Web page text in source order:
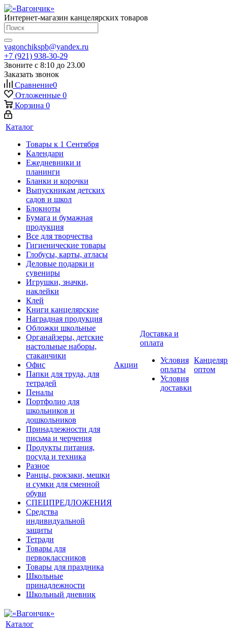
Интернет-магазин канцелярских товаров
vagonchikspb@yandex.ru
+7 (921) 938-30-29
Звоните с 8:10 до 23.00
Заказать звонок
Сравнение0
Отложенные 0
Корзина 0
Каталог
Товары к 1 Сентября
Календари
Ежедневники и
планинги
Бланки и корочки
Выпускникам детских
садов и школ
Блокноты
Бумага и бумажная
продукция
Все для творчества
Гигиенические товары
Глобусы, карты, атласы
Деловые подарки и
сувениры
Игрушки, значки,
наклейки
Клей
Книги канцелярские
Наградная продукция
Обложки школьные
Органайзеры, детские
настольные наборы,
стаканчики
Офис
Папки для труда, для
тетрадей
Пеналы
Портфолио для
школьников и
дошкольников
Принадлежности для
письма и черчения
Продукты питания,
посуда и техника
Разное
Ранцы, рюкзаки, мешки
и сумки для сменной
обуви
СПЕЦПРЕДЛОЖЕНИЯ
Средства
индивидуальной
защиты
Тетради
Товары для
первоклассников
Товары для праздника
Школьные
принадлежности
Школьный дневник
Акции
Доставка и
оплата
Условия
оплаты
Условия
доставки
оптом
Каталог